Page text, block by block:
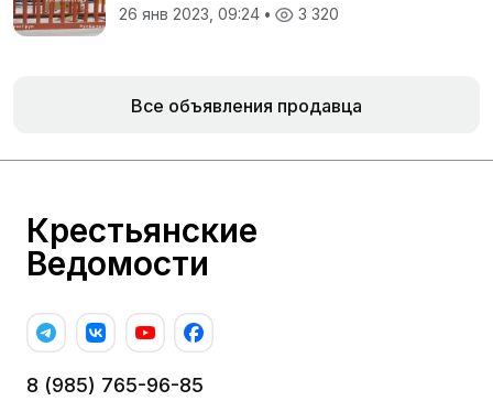
26 янв 2023, 09:24 • 3 320
Все объявления продавца
Крестьянские
Ведомости
8 (985) 765-96-85